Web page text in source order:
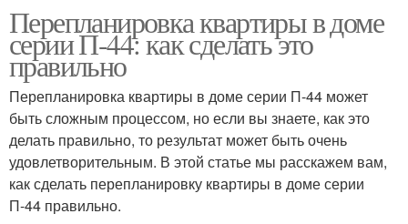
Перепланировка квартиры в доме
серии П-44: как сделать это
правильно
Перепланировка квартиры в доме серии П-44 может
быть сложным процессом, но если вы знаете, как это
делать правильно, то результат может быть очень
удовлетворительным. В этой статье мы расскажем вам,
как сделать перепланировку квартиры в доме серии
П-44 правильно.